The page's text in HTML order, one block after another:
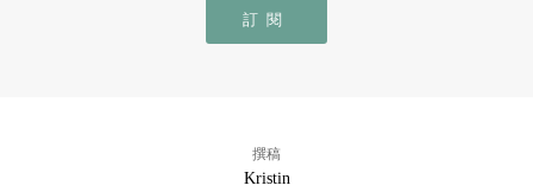
訂閱
撰稿
Kristin